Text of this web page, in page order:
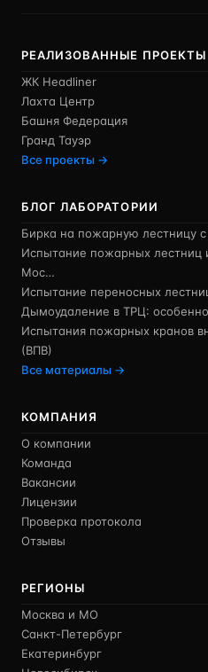
РЕАЛИЗОВАННЫЕ ПРОЕКТЫ
ЖК Headliner
Лахта Центр
Башня Федерация
Гранд Тауэр
Все проекты →
БЛОГ ЛАБОРАТОРИИ
Бирка на пожарную лестницу
Испытание пожарных лестниц
Мос…
Испытание переносных
Дымоудаление в ТРЦ:
Испытания пожарных кранов
(ВПВ)
Все материалы →
КОМПАНИЯ
О компании
Команда
Вакансии
Лицензии
Проверка протокола
Отзывы
РЕГИОНЫ
Москва и МО
Санкт-Петербург
Екатеринбург